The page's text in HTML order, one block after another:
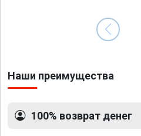
Наши преимущества
100% возврат денег